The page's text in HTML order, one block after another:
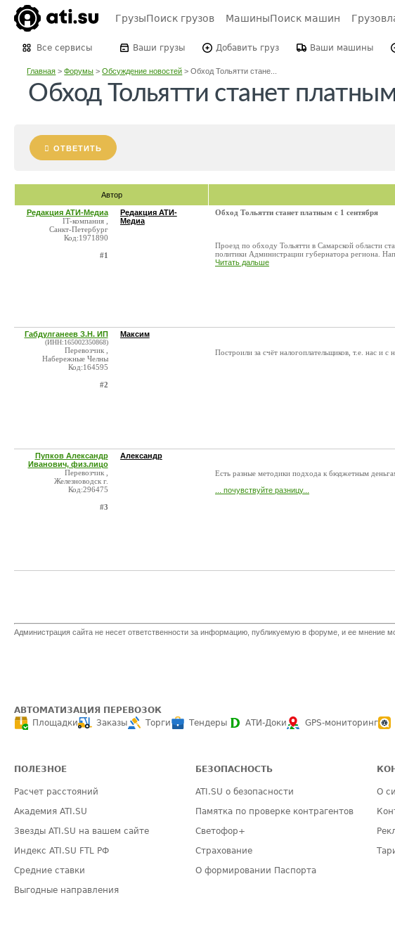
ГрузыПоиск грузов МашиныПоиск машин
Все сервисы Ваши грузы Добавить груз Ваши машины
Главная >Форумы >Обсуждение новостей >Обход Тольятти стане...
Обход Тольятти станет
ОТВЕТИТЬ
Автор
Редакция АТИ-Медиа
IT-компания ,
Санкт-Петербург
Код:1971890
#1
Редакция АТИ-
Медиа
Обход Тольятти станет платным с 1 сентября
Проезд по обходу Тольятти в Самарской области
политики Администрации губернатора региона.
Читать дальше
Габдулганеев З.Н. ИП
(ИНН:165002350868)
Перевозчик ,
Набережные Челны
Код:164595
#2
Максим
Построили за счёт налогоплательщиков, т.е. нас и с
Пупков Александр
Иванович, физ.лицо
Перевозчик ,
Железноводск г.
Код:296475
#3
Александр
Есть разные методики подхода к бюджетным
... почувствуйте разницу...
Администрация сайта не несет ответственности за информацию, публикуемую в форуме, и ее мнение
АВТОМАТИЗАЦИЯ ПЕРЕВОЗОК
Площадки
Заказы Торги Тендеры АТИ-Доки GPS-мониторинг
ПОЛЕЗНОЕ
Расчет расстояний
Академия ATI.SU
Звезды ATI.SU на вашем сайте
Индекс ATI.SU FTL РФ
Средние ставки
Выгодные направления
БЕЗОПАСНОСТЬ
ATI.SU о безопасности
Памятка по проверке контрагентов
Светофор+
Страхование
О формировании Паспорта
О